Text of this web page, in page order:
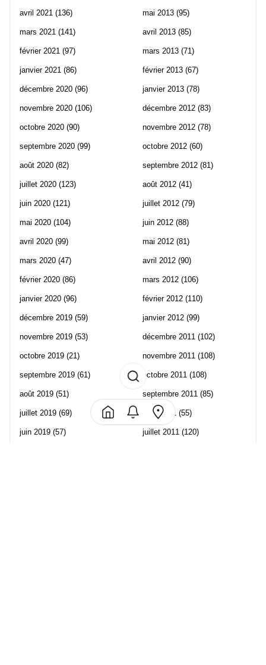
avril 2021 (136)
mars 2021 (141)
février 2021 (97)
janvier 2021 (86)
décembre 2020 (96)
novembre 2020 (106)
octobre 2020 (90)
septembre 2020 (99)
août 2020 (82)
juillet 2020 (123)
juin 2020 (121)
mai 2020 (104)
avril 2020 (99)
mars 2020 (47)
février 2020 (86)
janvier 2020 (96)
décembre 2019 (59)
novembre 2019 (53)
octobre 2019 (21)
septembre 2019 (61)
août 2019 (51)
juillet 2019 (69)
juin 2019 (57)
mai 2013 (95)
avril 2013 (85)
mars 2013 (71)
février 2013 (67)
janvier 2013 (78)
décembre 2012 (83)
novembre 2012 (78)
octobre 2012 (60)
septembre 2012 (81)
août 2012 (41)
juillet 2012 (79)
juin 2012 (88)
mai 2012 (81)
avril 2012 (90)
mars 2012 (106)
février 2012 (110)
janvier 2012 (99)
décembre 2011 (102)
novembre 2011 (108)
octobre 2011 (108)
septembre 2011 (85)
août 2011 (55)
juillet 2011 (120)